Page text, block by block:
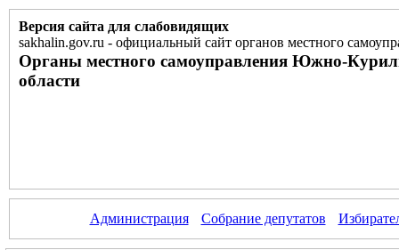
Версия сайта для слабовидящих
sakhalin.gov.ru - официальный сайт органов местного
Органы местного самоуправления Южно-
области
Администрация Собрание депутатов